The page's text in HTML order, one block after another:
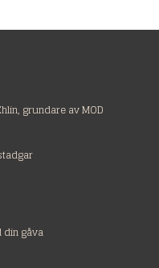
grundare av MOD
din gåva